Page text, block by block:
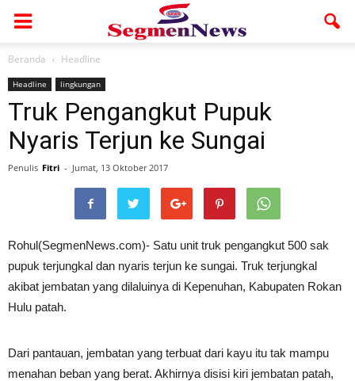
Beranda Headline
Headline lingkungan
Truk Pengangkut Pupuk
Nyaris Terjun ke Sungai
Penulis Fitri - Jumat, 13 Oktober 2017
Rohul(SegmenNews.com)- Satu unit truk pengangkut 500 sak
pupuk terjungkal dan nyaris terjun ke sungai. Truk terjungkal
akibat jembatan yang dilaluinya di Kepenuhan, Kabupaten Rokan
Hulu patah.
Dari pantauan, jembatan yang terbuat dari kayu itu tak mampu
menahan beban yang berat. Akhirnya disisi kiri jembatan patah,